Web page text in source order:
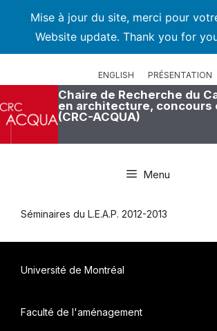
Mise à jour du site, merci pour
Website update. Thank you for
ENGLISH PRÉSENTATION
Chaire de Recherche du
en architecture, concours
(CRC-ACQUA)
Menu
Séminaires du L.E.A.P. 2012-2013
Université de Montréal
Faculté de l'aménagement